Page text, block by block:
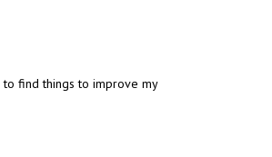
find things to improve my